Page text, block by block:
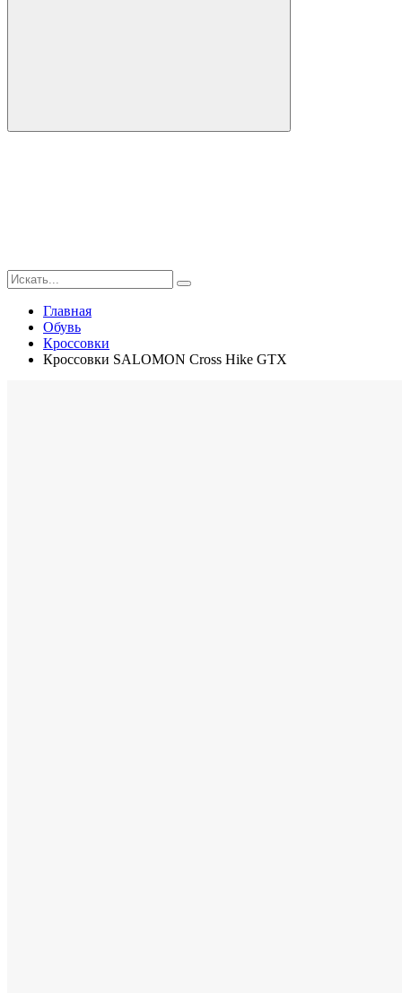
Главная
Обувь
Кроссовки
Кроссовки SALOMON Cross Hike GTX